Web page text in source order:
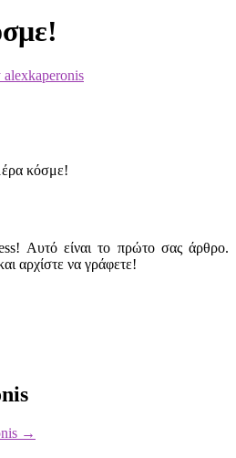
alexkaperonis
κόσμε!
Αυτό είναι το πρώτο σας άρθρο.
αρχίστε να γράφετε!
→